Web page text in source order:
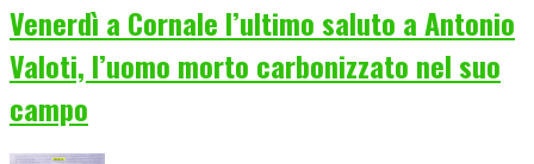
Venerdì a Cornale l’ultimo saluto a Antonio
Valoti, l’uomo morto carbonizzato nel suo
campo